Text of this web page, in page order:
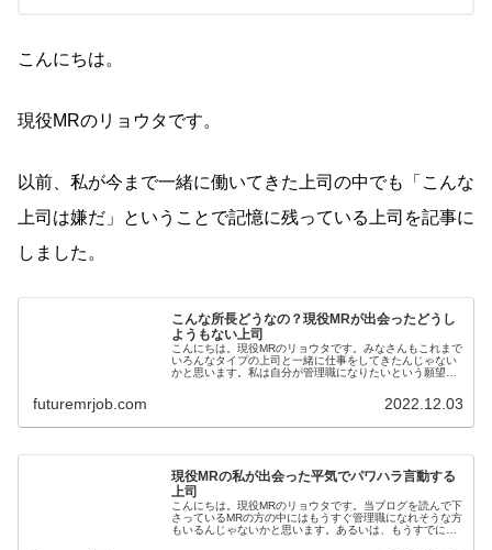
こんにちは。
現役MRのリョウタです。
以前、私が今まで一緒に働いてきた上司の中でも「こんな
上司は嫌だ」ということで記憶に残っている上司を記事に
しました。
こんな所長どうなの？現役MRが出会ったどうし
ようもない上司
こんにちは。現役MRのリョウタです。みなさんもこれまで
いろんなタイプの上司と一緒に仕事をしてきたんじゃない
かと思います。私は自分が管理職になりたいという願望は
futuremrjob.com 2022.12.03
現役MRの私が出会った平気でパワハラ言動する
上司
こんにちは。現役MRのリョウタです。当ブログを読んで下
さっているMRの方の中にはもうすぐ管理職になれそうな方
もいるんじゃないかと思います。あるいは、もうすでに管